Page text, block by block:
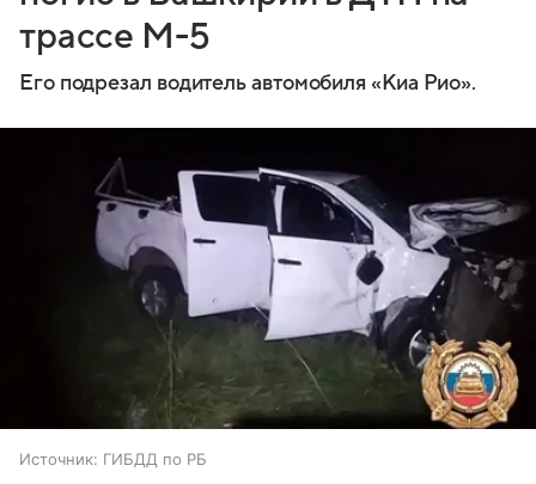
трассе М-5
Его подрезал водитель автомобиля «Киа Рио».
Источник: ГИБДД по РБ